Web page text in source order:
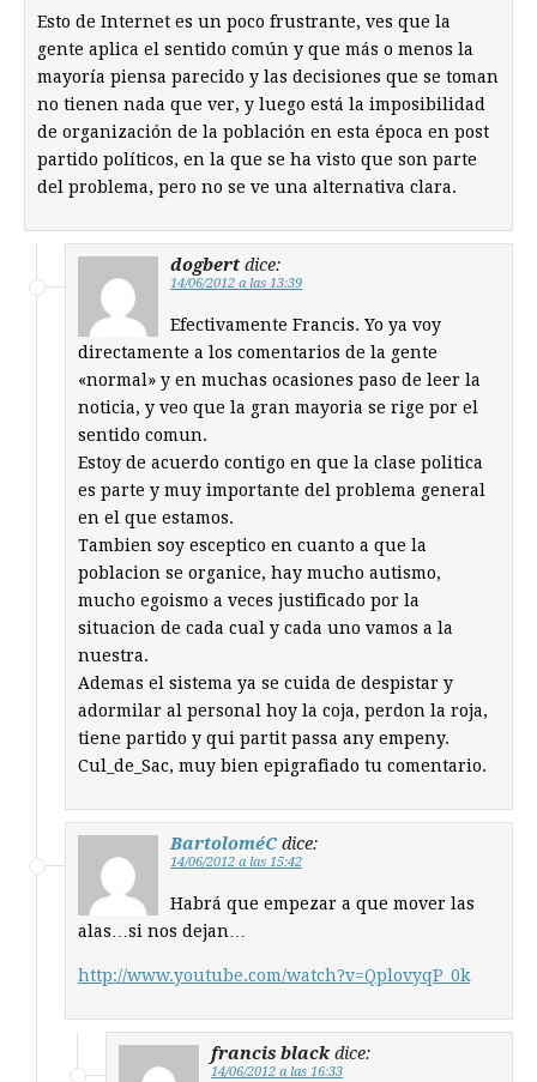
Esto de Internet es un poco frustrante, ves que la
gente aplica el sentido común y que más o menos la
mayoría piensa parecido y las decisiones que se toman
no tienen nada que ver, y luego está la imposibilidad
de organización de la población en esta época en post
partido políticos, en la que se ha visto que son parte
del problema, pero no se ve una alternativa clara.
dogbert dice:
14/06/2012 a las 13:39
Efectivamente Francis. Yo ya voy
directamente a los comentarios de la gente
«normal» y en muchas ocasiones paso de leer la
noticia, y veo que la gran mayoria se rige por el
sentido comun.
Estoy de acuerdo contigo en que la clase politica
es parte y muy importante del problema general
en el que estamos.
Tambien soy esceptico en cuanto a que la
poblacion se organice, hay mucho autismo,
mucho egoismo a veces justificado por la
situacion de cada cual y cada uno vamos a la
nuestra.
Ademas el sistema ya se cuida de despistar y
adormilar al personal hoy la coja, perdon la roja,
tiene partido y qui partit passa any empeny.
Cul_de_Sac, muy bien epigrafiado tu comentario.
BartoloméC dice:
14/06/2012 a las 15:42
Habrá que empezar a que mover las
alas…si nos dejan…
http://www.youtube.com/watch?v=QplovyqP_0k
francis black dice:
14/06/2012 a las 16:33